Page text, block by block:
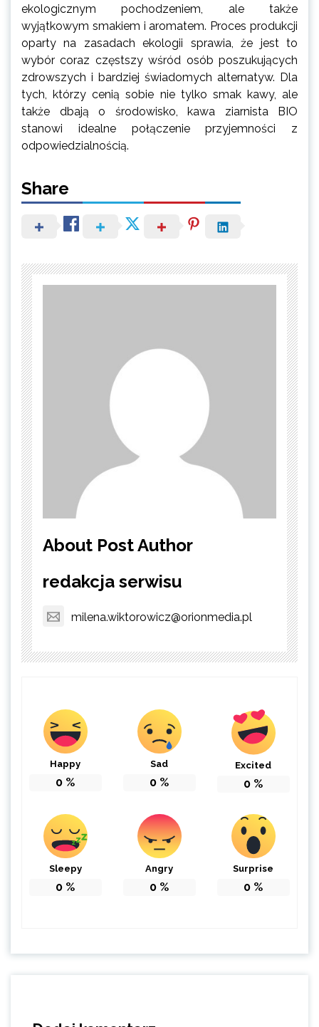
ekologicznym pochodzeniem, ale także
wyjątkowym smakiem i aromatem. Proces produkcji
oparty na zasadach ekologii sprawia, że jest to
wybór coraz częstszy wśród osób poszukujących
zdrowszych i bardziej świadomych alternatyw. Dla
tych, którzy cenią sobie nie tylko smak kawy, ale
także dbają o środowisko, kawa ziarnista BIO
stanowi idealne połączenie przyjemności z
odpowiedzialnością.
Share
About Post Author
redakcja serwisu
milena.wiktorowicz@orionmedia.pl
Happy
0 %
Sad
0 %
Excited
0 %
Sleepy
0 %
Angry
0 %
Surprise
0 %